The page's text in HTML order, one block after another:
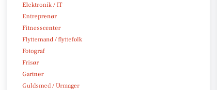
Elektronik / IT
Entreprenør
Fitnesscenter
Flyttemand / flyttefolk
Fotograf
Frisør
Gartner
Guldsmed / Urmager